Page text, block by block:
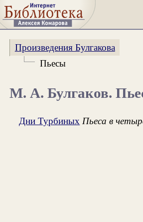
Произведения Булгакова
Пьесы
М. А. Булгаков.
Дни Турбиных Пьеса в